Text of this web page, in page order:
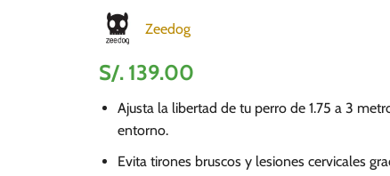
Zeedog
S/. 139.00
Ajusta la libertad de tu perro de 1.75 a 3
entorno.
Evita tirones bruscos y lesiones cervicales